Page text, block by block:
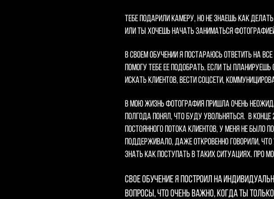
Тебе подарили камеру, но не знаешь как
Или ты хочешь начать заниматься
В своем обучении я постараюсь ответить на
помогу тебе ее подобрать. Если ты
искать клиентов, вести соцсети,
В мою жизнь фотография пришла очень
полгода понял, что буду увольняться. В
постоянного потока клиентов, у меня не было
поддерживало, даже откровенно говорили,
знать как поступать в таких ситуациях. Про
Свое обучение я построил на
вопросы, что очень важно, когда ты